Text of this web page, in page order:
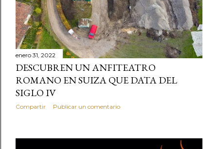
enero 31, 2022
DESCUBREN UN ANFITEATRO
ROMANO EN SUIZA QUE DATA DEL
SIGLO IV
Compartir Publicar un comentario